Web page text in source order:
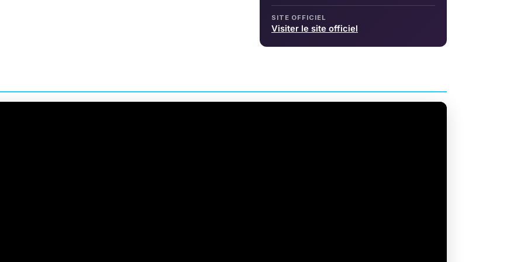
SITE OFFICIEL
Visiter le site officiel